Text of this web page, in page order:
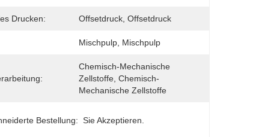
Drucken: Offsetdruck, Offsetdruck
Mischpulp, Mischpulp
Chemisch-Mechanische
Zellstoffe, Chemisch-
Mechanische Zellstoffe
Bestellung: Sie Akzeptieren.